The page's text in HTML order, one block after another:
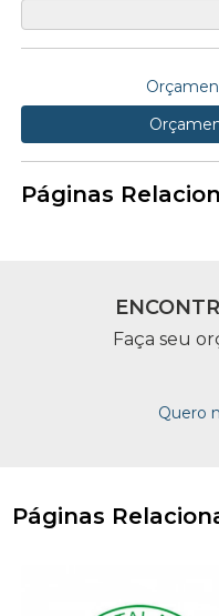
Páginas
Faça seu
Quero
Páginas